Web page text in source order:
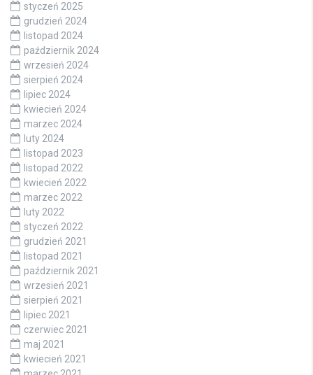
styczeń 2025
grudzień 2024
listopad 2024
październik 2024
wrzesień 2024
sierpień 2024
lipiec 2024
kwiecień 2024
marzec 2024
luty 2024
listopad 2023
listopad 2022
kwiecień 2022
marzec 2022
luty 2022
styczeń 2022
grudzień 2021
listopad 2021
październik 2021
wrzesień 2021
sierpień 2021
lipiec 2021
czerwiec 2021
maj 2021
kwiecień 2021